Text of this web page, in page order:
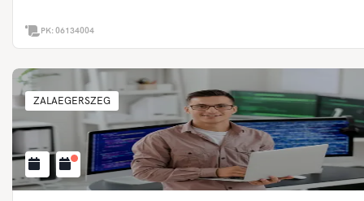
PK:06134004
ZALAEGERSZEG